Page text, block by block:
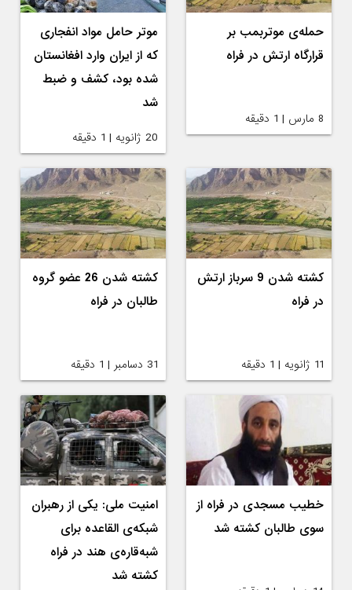
حمله‌ی موتربمب بر
قرارگاه ارتش در فراه
8 مارس | 1 دقیقه
موتر حامل مواد انفجاری
که از ایران وارد افغانستان
شده بود، کشف و ضبط
شد
20 ژانویه | 1 دقیقه
کشته شدن 9 سرباز ارتش
در فراه
11 ژانویه | 1 دقیقه
کشته شدن 26 عضو گروه
طالبان در فراه
31 دسامبر | 1 دقیقه
خطیب مسجدی در فراه از
سوی طالبان کشته شد
امنیت ملی: یکی از رهبران
شبکه‌ی القاعده برای
شبه‌قاره‌ی هند در فراه
کشته شد